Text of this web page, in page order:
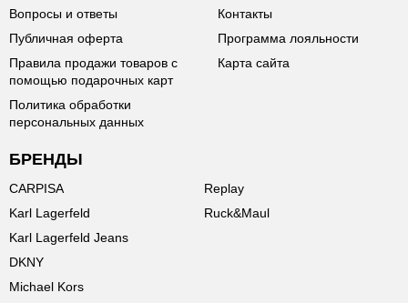
Вопросы и ответы
Публичная оферта
Правила продажи товаров с
помощью подарочных карт
Политика обработки
персональных данных
Контакты
Программа лояльности
Карта сайта
БРЕНДЫ
CARPISA
Karl Lagerfeld
Karl Lagerfeld Jeans
DKNY
Michael Kors
Replay
Ruck&Maul